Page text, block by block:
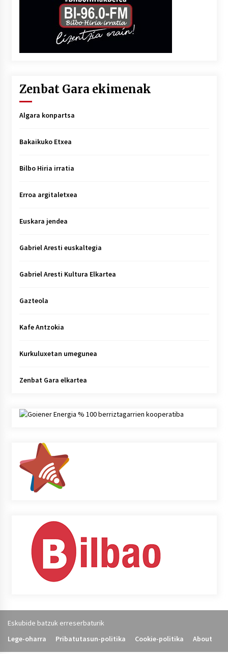
Zenbat Gara ekimenak
Algara konpartsa
Bakaikuko Etxea
Bilbo Hiria irratia
Erroa argitaletxea
Euskara jendea
Gabriel Aresti euskaltegia
Gabriel Aresti Kultura Elkartea
Gazteola
Kafe Antzokia
Kurkuluxetan umegunea
Zenbat Gara elkartea
Eskubide batzuk erreserbaturik
Lege-oharra
Pribatutasun-politika Cookie-politika About